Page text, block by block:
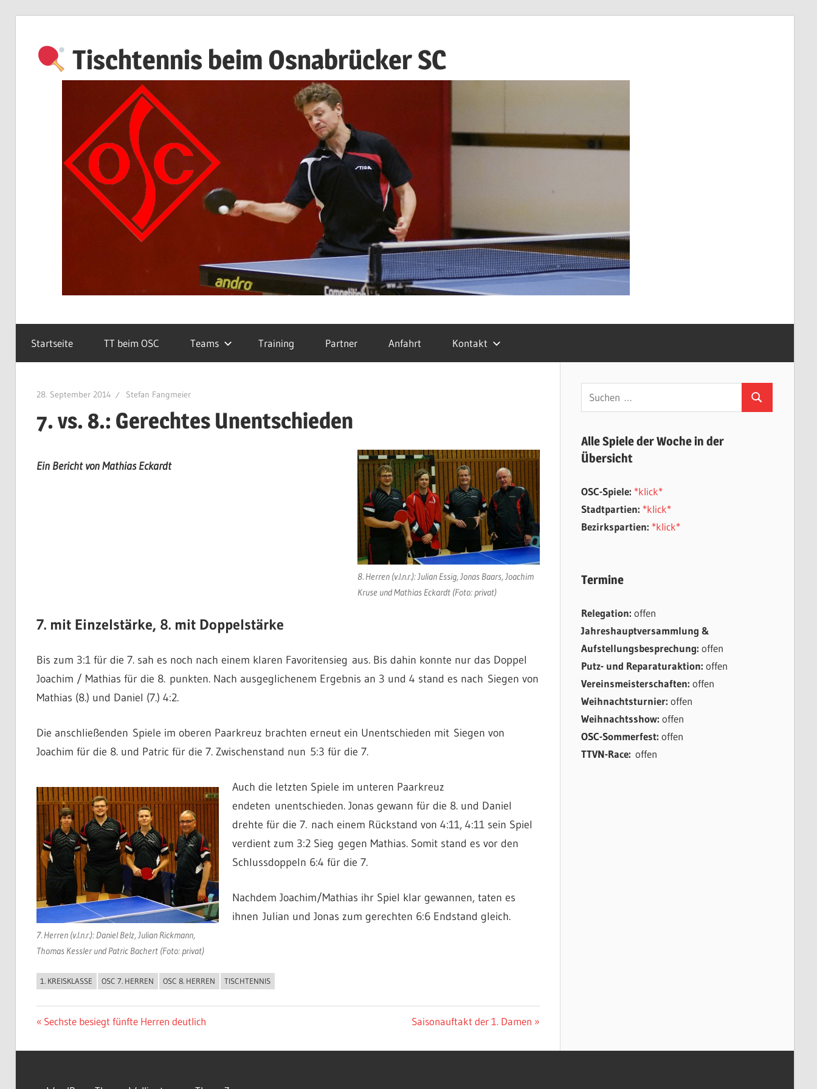
springen
Tischtennis beim Osnabrücker SC
Startseite TT beim OSC Teams Training Partner Anfahrt Kontakt
28. September 2014 Stefan Fangmeier
7. vs. 8.: Gerechtes Unentschieden
8. Herren (v.l.n.r.): Julian Essig, Jonas Baars, Joachim
Kruse und Mathias Eckardt (Foto: privat)
Ein Bericht von Mathias Eckardt
7. mit Einzelstärke, 8. mit Doppelstärke
Bis zum 3:1 für die 7. sah es noch nach einem klaren Favoritensieg aus. Bis dahin konnte nur das Doppel
Joachim / Mathias für die 8. punkten. Nach ausgeglichenem Ergebnis an 3 und 4 stand es nach Siegen von
Mathias (8.) und Daniel (7.) 4:2.
Die anschließenden Spiele im oberen Paarkreuz brachten erneut ein Unentschieden mit Siegen von
Joachim für die 8. und Patric für die 7. Zwischenstand nun 5:3 für die 7.
7. Herren (v.l.n.r.): Daniel Belz, Julian Rickmann,
Thomas Kessler und Patric Bachert (Foto: privat)
Auch die letzten Spiele im unteren Paarkreuz
endeten unentschieden. Jonas gewann für die 8. und Daniel
drehte für die 7. nach einem Rückstand von 4:11, 4:11 sein Spiel
verdient zum 3:2 Sieg gegen Mathias. Somit stand es vor den
Schlussdoppeln 6:4 für die 7.
Nachdem Joachim/Mathias ihr Spiel klar gewannen, taten es
ihnen Julian und Jonas zum gerechten 6:6 Endstand gleich.
ALLGEMEIN
1. KREISKLASSE OSC 7. HERREN OSC 8. HERREN TISCHTENNIS
Beitragsnavigation
Vorheriger
Sechste besiegt fünfte Herren deutlich
Nächster
Saisonauftakt der 1. Damen
Suchen
nach:
Suchen
Alle Spiele der Woche in der
Übersicht
OSC-Spiele: *klick*
Stadtpartien: *klick*
Bezirkspartien: *klick*
Termine
Relegation: offen
Jahreshauptversammlung &
Aufstellungsbesprechung: offen
Putz- und Reparaturaktion: offen
Vereinsmeisterschaften: offen
Weihnachtsturnier: offen
Weihnachtsshow: offen
OSC-Sommerfest: offen
TTVN-Race: offen